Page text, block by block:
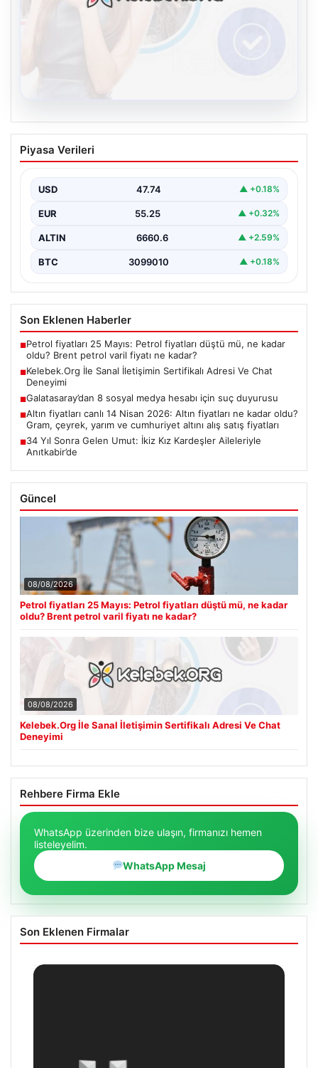
Kelebek.Org İle Sanal İletişimin
Sertifikalı Adresi Ve Chat Deneyimi
oluşturması kritik bir önem taşımaktadır. Günümüzde
pek…
Piyasa Verileri
USD 47.74 ▲ +0.18%
EUR 55.25 ▲ +0.32%
ALTIN 6660.6 ▲ +2.59%
BTC 3099010 ▲ +0.18%
Son Eklenen Haberler
■Petrol fiyatları 25 Mayıs: Petrol fiyatları düştü mü, ne kadar
oldu? Brent petrol varil fiyatı ne kadar?
■Kelebek.Org İle Sanal İletişimin Sertifikalı Adresi Ve Chat
Deneyimi
■Galatasaray’dan 8 sosyal medya hesabı için suç duyurusu
■Altın fiyatları canlı 14 Nisan 2026: Altın fiyatları ne kadar oldu?
Gram, çeyrek, yarım ve cumhuriyet altını alış satış fiyatları
■34 Yıl Sonra Gelen Umut: İkiz Kız Kardeşler Aileleriyle
Anıtkabir’de
Güncel
08/08/2026
Petrol fiyatları 25 Mayıs: Petrol fiyatları düştü mü, ne kadar
oldu? Brent petrol varil fiyatı ne kadar?
08/08/2026
Kelebek.Org İle Sanal İletişimin Sertifikalı Adresi Ve Chat
Deneyimi
Rehbere Firma Ekle
WhatsApp üzerinden bize ulaşın, firmanızı hemen
listeleyelim.
WhatsApp Mesaj
Son Eklenen Firmalar